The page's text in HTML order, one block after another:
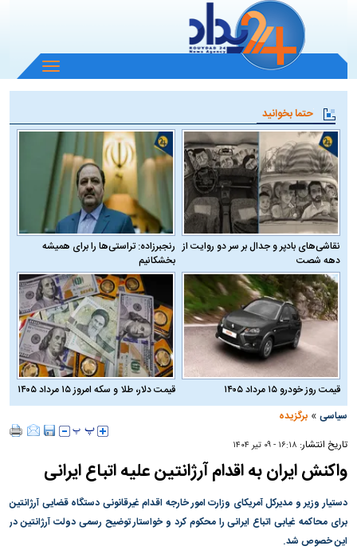
باز
و
منو
حتما بخوانید
نقاشی‌های بادپر و جدال بر سر دو روایت از
دهه شصت
رنجبرزاده: تراستی‌ها را برای همیشه
بخشکانیم
قیمت روز خودرو ۱۵ مرداد ۱۴۰۵
قیمت دلار، طلا و سکه امروز ۱۵ مرداد ۱۴۰۵
سیاسی »برگزیده
تاریخ انتشار: ۱۶:۱۸ - ۰۹ تير ۱۴۰۴
واکنش ایران به اقدام آرژانتین علیه اتباع ایرانی
دستیار وزیر و مدیرکل آمریکای وزارت امور خارجه اقدام غیرقانونی دستگاه قضایی آرژانتین
برای محاکمه غیابی اتباع ایرانی را محکوم کرد و خواستار توضیح رسمی دولت آرژانتین در
این خصوص شد.